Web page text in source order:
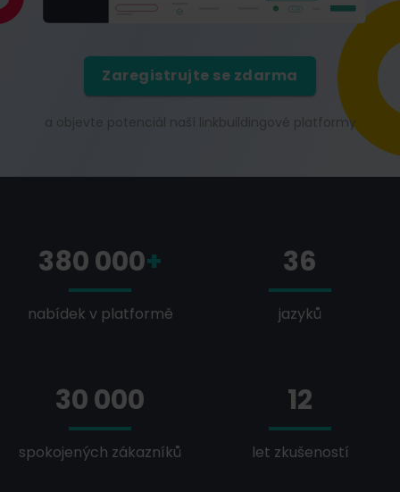
Zaregistrujte se zdarma
a objevte potenciál naší linkbuildingové platformy
380 000+
nabídek v platformě
36
jazyků
30 000
spokojených zákazníků
12
let zkušeností